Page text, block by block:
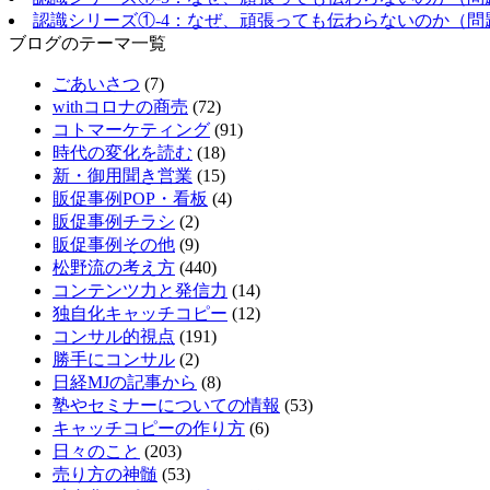
認識シリーズ①-4：なぜ、頑張っても伝わらないのか（問
ブログのテーマ一覧
ごあいさつ (7)
withコロナの商売 (72)
コトマーケティング (91)
時代の変化を読む (18)
新・御用聞き営業 (15)
販促事例POP・看板 (4)
販促事例チラシ (2)
販促事例その他 (9)
松野流の考え方 (440)
コンテンツ力と発信力 (14)
独自化キャッチコピー (12)
コンサル的視点 (191)
勝手にコンサル (2)
日経MJの記事から (8)
塾やセミナーについての情報 (53)
キャッチコピーの作り方 (6)
日々のこと (203)
売り方の神髄 (53)